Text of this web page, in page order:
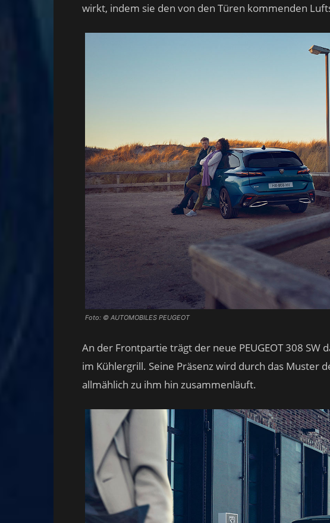
wirkt, indem sie den von den Türen kommenden
Foto: © AUTOMOBILES PEUGEOT
An der Frontpartie trägt der neue PEUGEOT 308 SW
im Kühlergrill. Seine Präsenz wird durch das Muster
allmählich zu ihm hin zusammenläuft.